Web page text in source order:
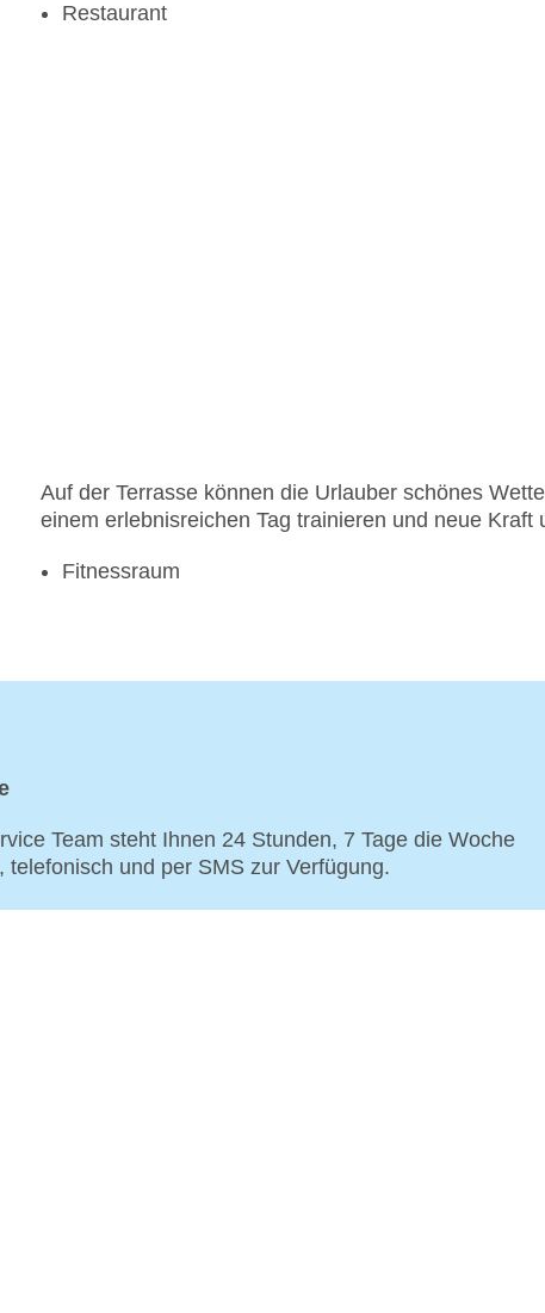
Restaurant
Auf der Terrasse können die Urlauber schönes
einem erlebnisreichen Tag trainieren und neue Kraft
Fitnessraum
Team steht Ihnen 24 Stunden, 7 Tage die Woche
und per SMS zur Verfügung.